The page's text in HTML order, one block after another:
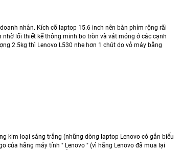
nhân. Kích cỡ laptop 15.6 inch nên bàn phím rộng rãi
lối thiết kế thông minh bo tròn và vát mỏng ở các cạnh
2.5kg thì Lenovo L530 nhẹ hơn 1 chút do vỏ máy bằng
kim loại sáng trắng (những dòng laptop Lenovo có gắn biểu
của hãng máy tính " Lenovo " (vì hãng Lenovo đã mua lại